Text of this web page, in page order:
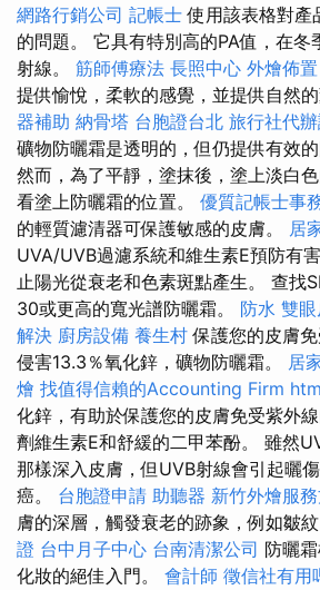
網路行銷公司 記帳士 使用該表格對產
的問題。 它具有特別高的PA值，在冬
射線。 筋師傅療法 長照中心 外燴佈置
提供愉悅，柔軟的感覺，並提供自然
器補助 納骨塔 台胞證台北 旅行社代
礦物防曬霜是透明的，但仍提供有效的
然而，為了平靜，塗抹後，塗上淡白
看塗上防曬霜的位置。 優質記帳士事
的輕質濾清器可保護敏感的皮膚。 居
UVA/UVB過濾系統和維生素E預防有
止陽光從衰老和色素斑點產生。 查找
30或更高的寬光譜防曬霜。 防水 雙眼
解決 廚房設備 養生村 保護您的皮膚
侵害13.3％氧化鋅，礦物防曬霜。 居
燴 找值得信賴的Accounting Firm
化鋅，有助於保護您的皮膚免受紫外
劑維生素E和舒緩的二甲苯酚。 雖然
那樣深入皮膚，但UVB射線會引起曬
癌。 台胞證申請 助聽器 新竹外燴服
膚的深層，觸發衰老的跡象，例如皺
證 台中月子中心 台南清潔公司 防曬
化妝的絕佳入門。 會計師 徵信社有用